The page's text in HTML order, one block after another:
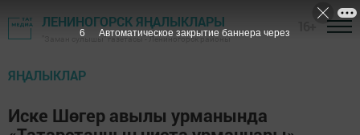
ЛЕНИНОГОРСК ЯҢАЛЫКЛАРЫ
"Заман сулышы" газетасы - Лениногорск районы
ЯҢАЛЫКЛАР
Иске Шөгер авылы урманында
4 Автоматическое закрытие баннера через